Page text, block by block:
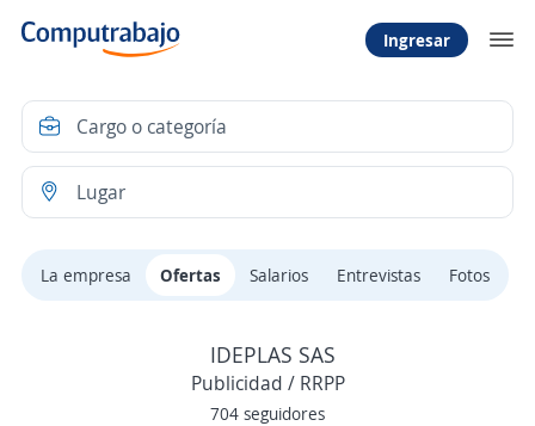
Ingresar
La empresa Ofertas Salarios Entrevistas Fotos
IDEPLAS SAS
Publicidad / RRPP
704 seguidores